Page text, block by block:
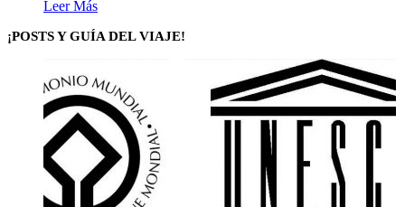
Leer Más
¡POSTS Y GUÍA DEL VIAJE!